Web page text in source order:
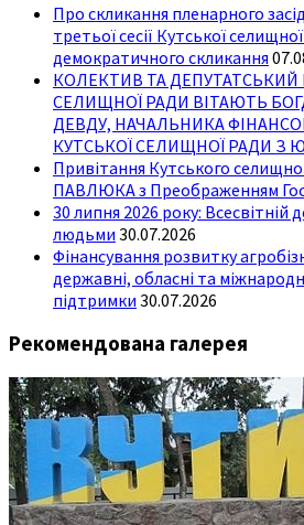
Про скликання пленарного
третьої сесії Кутської
демократичного скликання
КОЛЕКТИВ ТА ДЕПУТАТСЬКИЙ
СЕЛИЩНОЇ РАДИ ВІТАЮТЬ
ДЕВДУ, НАЧАЛЬНИКА
КУТСЬКОЇ СЕЛИЩНОЇ РАДИ З
Привітання Кутського
ПАВЛЮКА з Преображенням
30 липня 2026 року: Всесвітній
людьми 30.07.2026
Фінансування розвитку
державні, обласні та
підтримки 30.07.2026
Рекомендована галерея